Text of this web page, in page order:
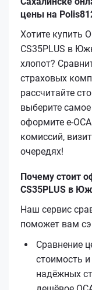
цены на
Хотите купить
CS35PLUS в
хлопот?
страховых
рассчитайте
выберите
оформите
комиссий,
очередях!
Почему стоит
CS35PLUS в
Наш сервис
поможет вам
Сравнение
стоимость и
надёжных